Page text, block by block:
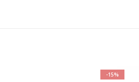
-15%